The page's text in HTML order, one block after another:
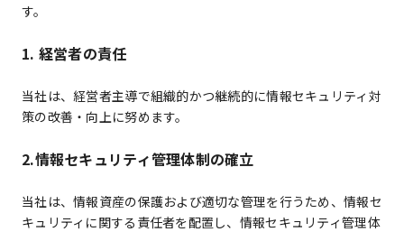
す。
1. 経営者の責任
当社は、経営者主導で組織的かつ継続的に情報セキュリティ対
策の改善・向上に努めます。
2.情報セキュリティ管理体制の確立
当社は、情報資産の保護および適切な管理を行うため、情報セ
キュリティに関する責任者を配置し、情報セキュリティ管理体